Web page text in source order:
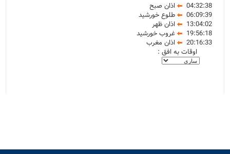
04:32:38
اذان صبح
06:09:39
طلوع خورشید
13:04:02
اذان ظهر
19:56:18
غروب خورشید
20:16:33
اذان مغرب
اوقات به افق :